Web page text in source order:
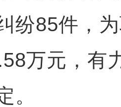
纷85件，
万元，有
。